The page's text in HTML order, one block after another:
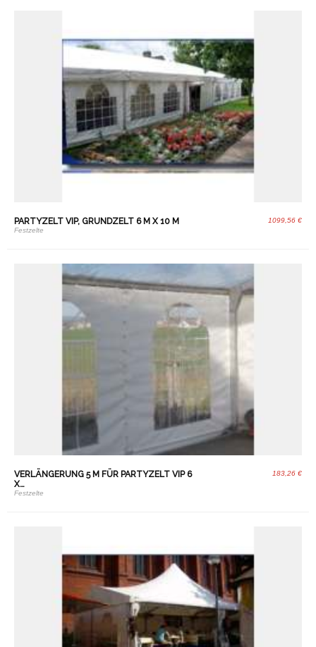
1099,56 €
PARTYZELT VIP, GRUNDZELT 6 M X 10 M
Festzelte
183,26 €
VERLÄNGERUNG 5 M FÜR PARTYZELT VIP 6
X…
Festzelte